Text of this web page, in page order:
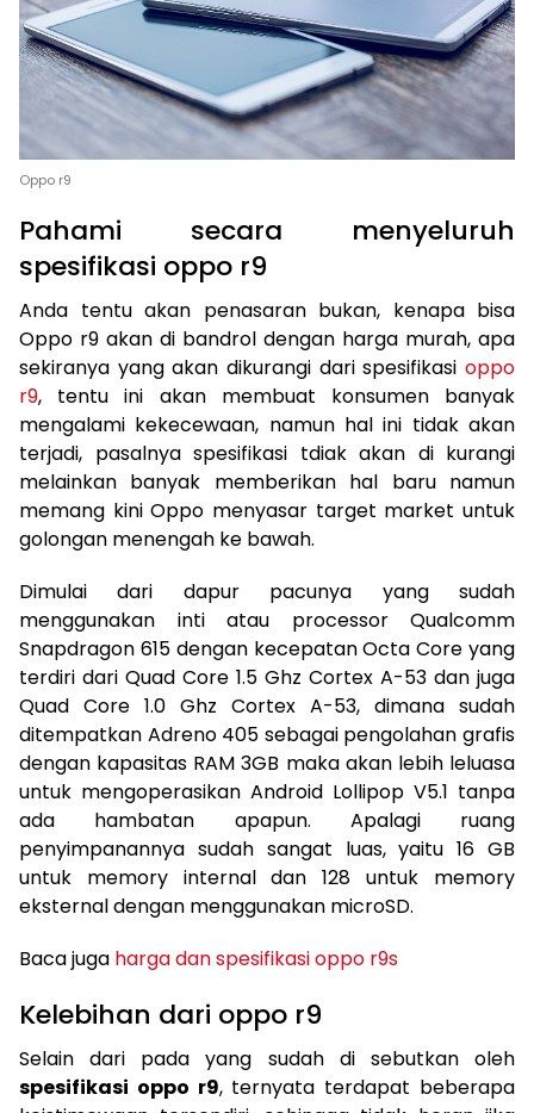
Oppo r9
Pahami secara menyeluruh
spesifikasi oppo r9
Anda tentu akan penasaran bukan, kenapa bisa
Oppo r9 akan di bandrol dengan harga murah, apa
sekiranya yang akan dikurangi dari spesifikasi oppo
r9, tentu ini akan membuat konsumen banyak
mengalami kekecewaan, namun hal ini tidak akan
terjadi, pasalnya spesifikasi tdiak akan di kurangi
melainkan banyak memberikan hal baru namun
memang kini Oppo menyasar target market untuk
golongan menengah ke bawah.
Dimulai dari dapur pacunya yang sudah
menggunakan inti atau processor Qualcomm
Snapdragon 615 dengan kecepatan Octa Core yang
terdiri dari Quad Core 1.5 Ghz Cortex A-53 dan juga
Quad Core 1.0 Ghz Cortex A-53, dimana sudah
ditempatkan Adreno 405 sebagai pengolahan grafis
dengan kapasitas RAM 3GB maka akan lebih leluasa
untuk mengoperasikan Android Lollipop V5.1 tanpa
ada hambatan apapun. Apalagi ruang
penyimpanannya sudah sangat luas, yaitu 16 GB
untuk memory internal dan 128 untuk memory
eksternal dengan menggunakan microSD.
Baca juga harga dan spesifikasi oppo r9s
Kelebihan dari oppo r9
Selain dari pada yang sudah di sebutkan oleh
spesifikasi oppo r9, ternyata terdapat beberapa